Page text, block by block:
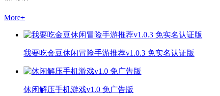
More+
我要吃金豆休闲冒险手游推荐v1.0.3 免实名认证版
休闲解压手机游戏v1.0 免广告版